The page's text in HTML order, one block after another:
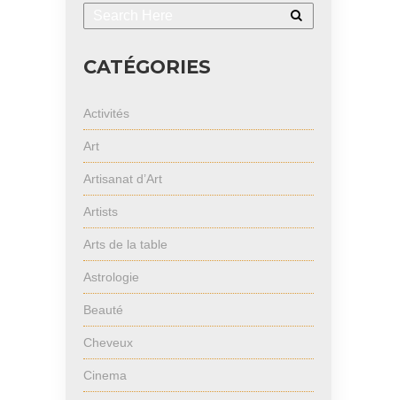
CATÉGORIES
Activités
Art
Artisanat d’Art
Artists
Arts de la table
Astrologie
Beauté
Cheveux
Cinema